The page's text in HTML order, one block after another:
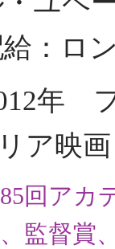
：ロ
年
リア映
回アカ
監督賞